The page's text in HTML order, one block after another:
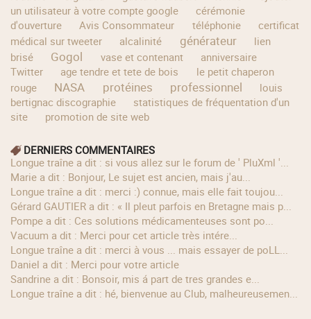
un utilisateur à votre compte google
cérémonie
d'ouverture
Avis Consommateur téléphonie
certificat
médical sur tweeter
alcalinité générateur
lien
brisé
Gogol vase et contenant
anniversaire
Twitter
age tendre et tete de bois
le petit chaperon
rouge
NASA protéines professionnel
louis
bertignac discographie
statistiques de fréquentation d'un
site
promotion de site web
DERNIERS COMMENTAIRES
longue traîne a dit : si vous allez sur le forum de ' PluXml '...
Marie a dit : Bonjour, Le sujet est ancien, mais j'au...
longue traîne a dit : merci :) connue, mais elle fait toujou...
Gérard GAUTIER a dit : « Il pleut parfois en Bretagne mais p...
Pompe a dit : Ces solutions médicamenteuses sont po...
Vacuum a dit : Merci pour cet article très intére...
longue traîne a dit : merci à vous ... mais essayer de poLL...
Daniel a dit : Merci pour votre article
Sandrine a dit : Bonsoir, mis á part de tres grandes e...
longue traîne a dit : hé, bienvenue au Club, malheureusemen...